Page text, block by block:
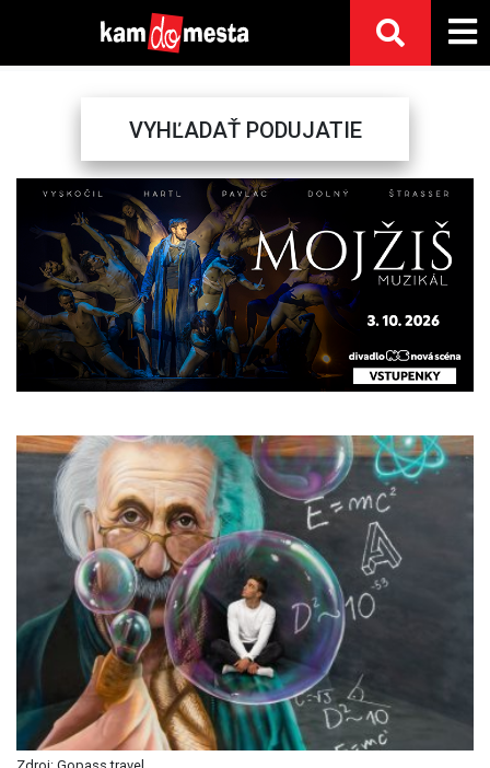
VYHĽADAŤ PODUJATIE
Previous